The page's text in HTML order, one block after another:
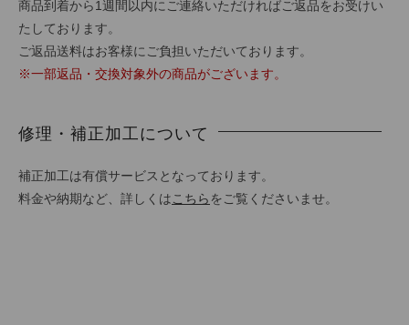
商品到着から1週間以内にご連絡いただければご返品をお受けい
たしております。
ご返品送料はお客様にご負担いただいております。
※一部返品・交換対象外の商品がございます。
修理・補正加工について
補正加工は有償サービスとなっております。
料金や納期など、詳しくは こちら をご覧くださいませ。